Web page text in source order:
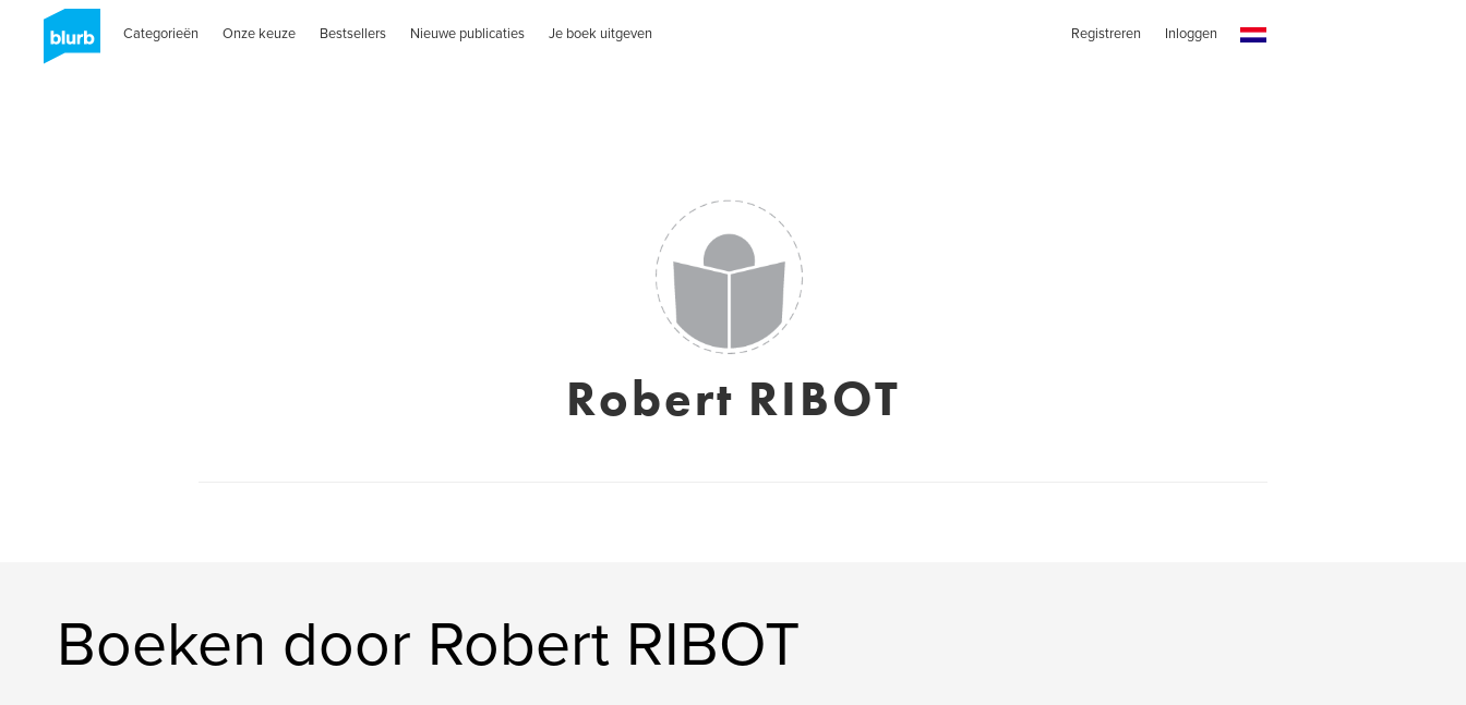
Categorieën Onze keuze Bestsellers Nieuwe publicaties Je boek uitgeven Registreren Inloggen
Robert RIBOT
Boeken door Robert RIBOT